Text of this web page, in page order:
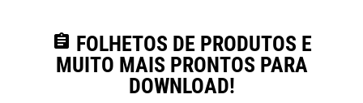
assignment FOLHETOS DE PRODUTOS E
MUITO MAIS PRONTOS PARA
DOWNLOAD!